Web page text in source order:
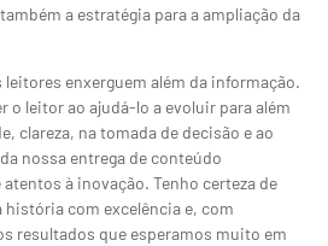
a estratégia para a ampliação da
leitores enxerguem além da informação.
o leitor ao ajudá-lo a evoluir para além
clareza, na tomada de decisão e ao
nossa entrega de conteúdo
à inovação. Tenho certeza de
história com excelência e, com
resultados que esperamos muito em